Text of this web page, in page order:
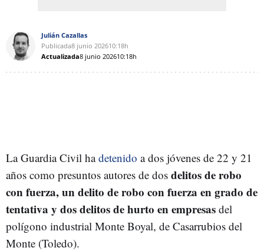
Julián Cazallas
Publicada8 junio 202610:18h
Actualizada8 junio 202610:18h
La Guardia Civil hadetenido a dos jóvenes de 22 y 21
años como presuntos autores de dos delitos de robo
con fuerza, un delito de robo con fuerza en grado de
tentativa y dos delitos de hurto en empresas del
polígono industrial Monte Boyal, de Casarrubios del
Monte (Toledo).